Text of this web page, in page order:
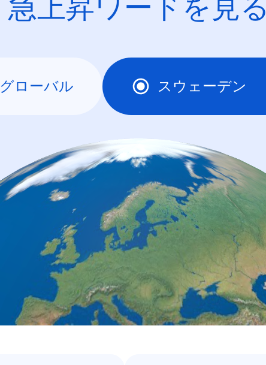
急上昇ワードを見る
グローバル スウェーデン